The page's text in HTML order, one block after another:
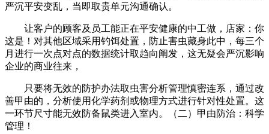
严沉平安变乱，当即取贵单元沟通确认。
让客户的顾客及员工能正在平安健康的中工做，店家：你
这是！对其他区域采用钓饵处置，防止害虫藏身此中，每三个
月进行一次点对点的数据统计取趋向阐发，这无疑会严沉影响
企业的商业往来，
只要将无效的防护办法取虫害分析管理慎密连系，通过改
善甲由的，分析使用化学药剂或物理方式进行针对性处置。这
一环节尺寸能无效防备鼠类进入室内。（二）甲由防治：科学
管理！